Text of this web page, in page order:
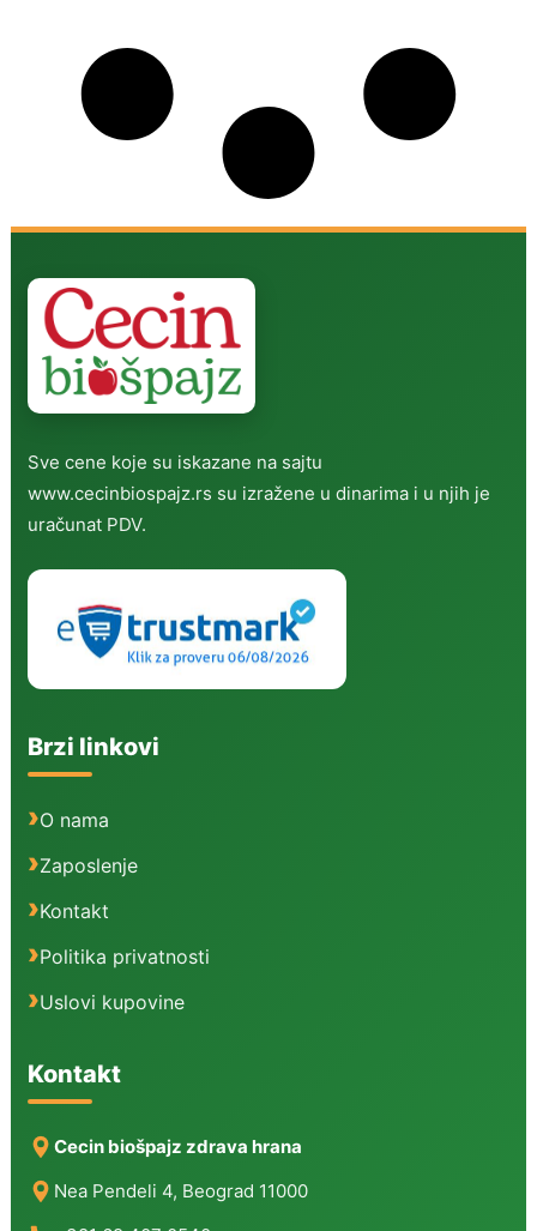
Sve cene koje su iskazane na sajtu
www.cecinbiospajz.rs su izražene u dinarima i u njih je
uračunat PDV.
Brzi linkovi
O nama
Zaposlenje
Kontakt
Politika privatnosti
Uslovi kupovine
Kontakt
Cecin biošpajz zdrava hrana
Nea Pendeli 4, Beograd 11000